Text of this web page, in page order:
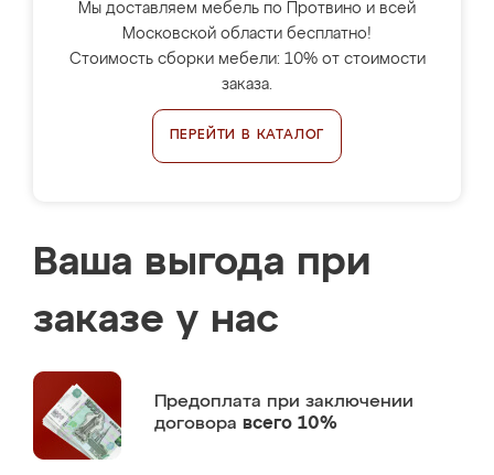
Мы доставляем мебель по Протвино и всей
Московской области бесплатно!
Стоимость сборки мебели: 10% от стоимости
заказа.
ПЕРЕЙТИ В КАТАЛОГ
Ваша выгода при
заказе у нас
Предоплата при заключении
договора всего 10%